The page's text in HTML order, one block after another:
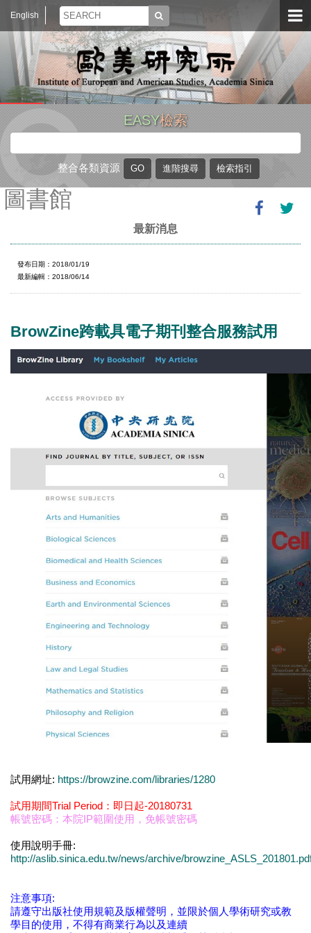
English
EASY檢索
整合各類資源
圖書館
最新消息
發布日期：2018/01/19
最新編輯：2018/06/14
BrowZine跨載具電子期刊整合服務試用
試用網址: https://browzine.com/libraries/1280
試用期間Trial Period：即日起-20180731
帳號密碼： 本院IP範圍使用，免帳號密碼
使用說明手冊:
http://aslib.sinica.edu.tw/news/archive/
注意事項:
請遵守出版社使用規範及版權聲明，並限於個人學術研究或教
學目的使用，不得有商業行為以及連續